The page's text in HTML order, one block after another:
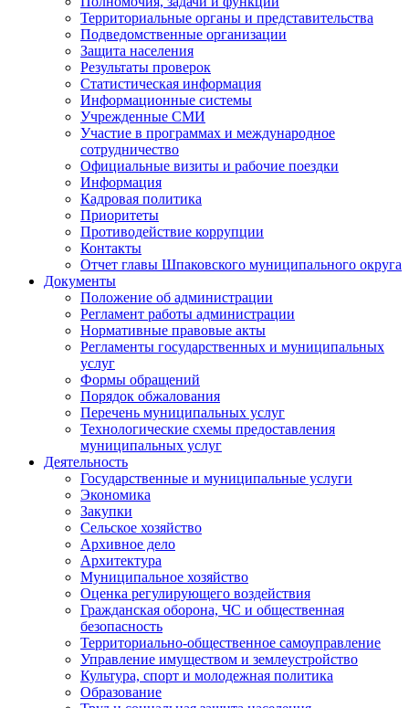
Территориальные органы и представительства
Подведомственные организации
Защита населения
Результаты проверок
Статистическая информация
Информационные системы
Учрежденные СМИ
Участие в программах и международное
сотрудничество
Официальные визиты и рабочие поездки
Информация
Кадровая политика
Приоритеты
Противодействие коррупции
Контакты
Отчет главы Шпаковского муниципального округа
Документы
Положение об администрации
Регламент работы администрации
Нормативные правовые акты
Регламенты государственных и муниципальных
услуг
Формы обращений
Порядок обжалования
Перечень муниципальных услуг
Технологические схемы предоставления
муниципальных услуг
Деятельность
Государственные и муниципальные услуги
Экономика
Закупки
Сельское хозяйство
Архивное дело
Архитектура
Муниципальное хозяйство
Оценка регулирующего воздействия
Гражданская оборона, ЧС и общественная
безопасность
Территориально-общественное самоуправление
Управление имуществом и землеустройство
Культура, спорт и молодежная политика
Образование